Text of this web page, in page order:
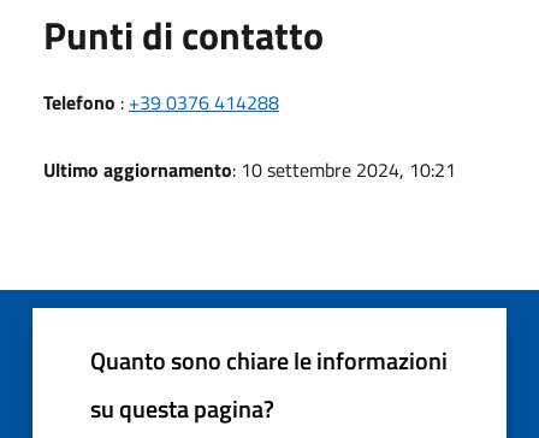
Punti di contatto
Telefono : +39 0376 414288
Ultimo aggiornamento: 10 settembre 2024, 10:21
Quanto sono chiare le informazioni
su questa pagina?